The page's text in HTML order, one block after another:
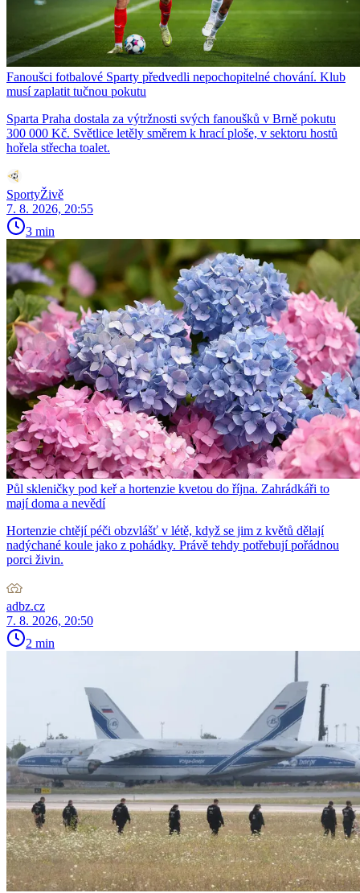
Fanoušci fotbalové Sparty předvedli nepochopitelné chování. Klub
musí zaplatit tučnou pokutu
Sparta Praha dostala za výtržnosti svých fanoušků v Brně pokutu
300 000 Kč. Světlice letěly směrem k hrací ploše, v sektoru hostů
hořela střecha toalet.
SportyŽivě
7. 8. 2026, 20:55
3 min
Půl skleničky pod keř a hortenzie kvetou do října. Zahrádkáři to
mají doma a nevědí
Hortenzie chtějí péči obzvlášť v létě, když se jim z květů dělají
nadýchané koule jako z pohádky. Právě tehdy potřebují pořádnou
porci živin.
adbz.cz
7. 8. 2026, 20:50
2 min